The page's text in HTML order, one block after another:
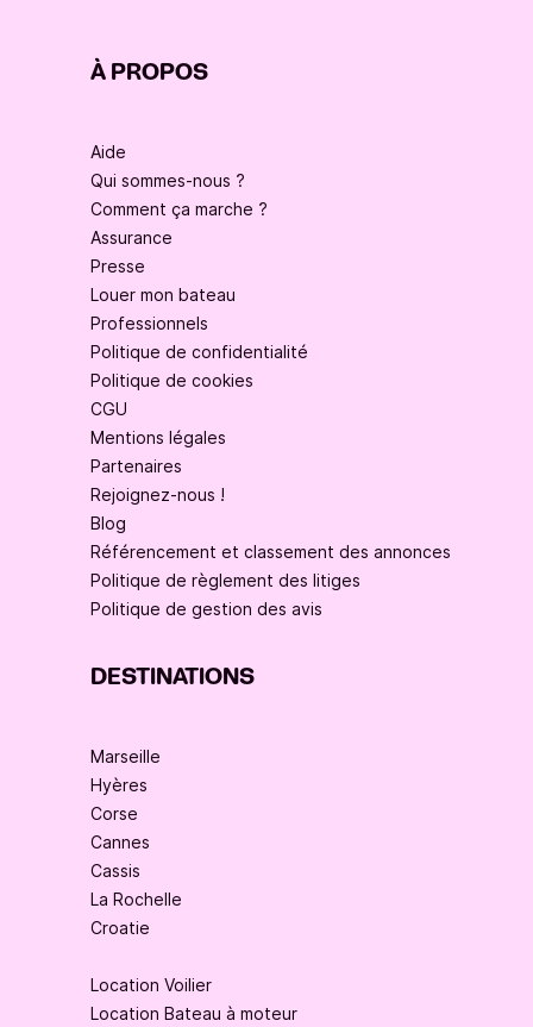
À PROPOS
Aide
Qui sommes-nous ?
Comment ça marche ?
Assurance
Presse
Louer mon bateau
Professionnels
Politique de confidentialité
Politique de cookies
CGU
Mentions légales
Partenaires
Rejoignez-nous !
Blog
Référencement et classement des annonces
Politique de règlement des litiges
Politique de gestion des avis
DESTINATIONS
Marseille
Hyères
Corse
Cannes
Cassis
La Rochelle
Croatie
Location Voilier
Location Bateau à moteur